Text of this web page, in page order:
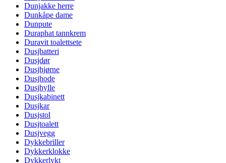
Dunjakke herre
Dunkåpe dame
Dunpute
Duraphat tannkrem
Duravit toalettsete
Dusjbatteri
Dusjdør
Dusjhjørne
Dusjhode
Dusjhylle
Dusjkabinett
Dusjkar
Dusjstol
Dusjtoalett
Dusjvegg
Dykkebriller
Dykkerklokke
Dykkerlykt